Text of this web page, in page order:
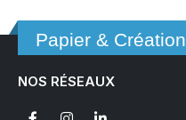
Papier & Création
NOS RÉSEAUX